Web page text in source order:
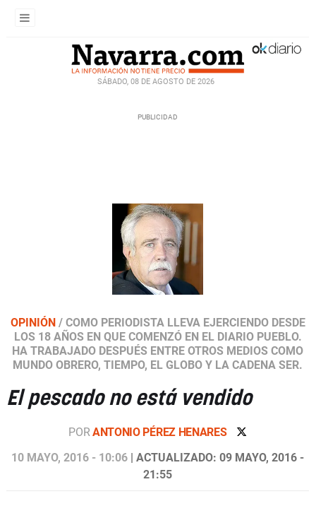
SÁBADO, 08 DE AGOSTO DE 2026
OPINIÓN / COMO PERIODISTA LLEVA EJERCIENDO DESDE
LOS 18 AÑOS EN QUE COMENZÓ EN EL DIARIO PUEBLO.
HA TRABAJADO DESPUÉS ENTRE OTROS MEDIOS COMO
MUNDO OBRERO, TIEMPO, EL GLOBO Y LA CADENA SER.
El pescado no está vendido
PORANTONIO PÉREZ HENARES
10 MAYO, 2016 - 10:06 | ACTUALIZADO: 09 MAYO, 2016 -
21:55